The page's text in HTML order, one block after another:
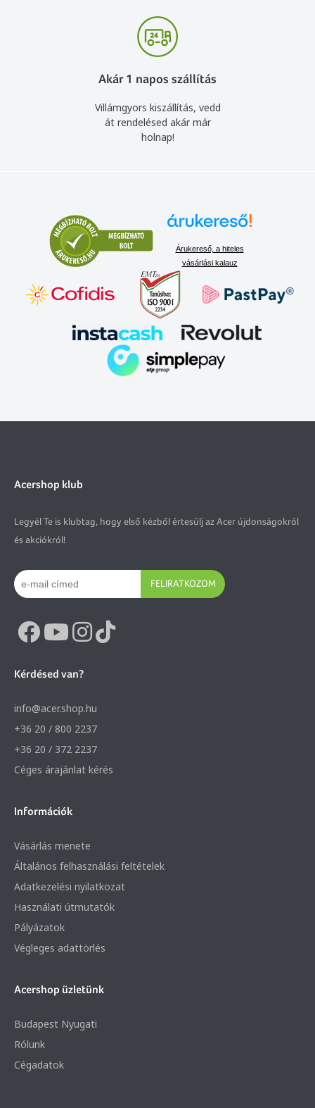
Akár 1 napos szállítás
Villámgyors kiszállítás, vedd
át rendelésed akár már
holnap!
Árukereső, a hiteles
vásárlási kalauz
Acershop klub
Legyél Te is klubtag, hogy első kézből értesülj az Acer újdonságokról
és akciókról!
FELIRATKOZOM
Kérdésed van?
info@acer.shop.hu
+36 20 / 800 2237
+36 20 / 372 2237
Céges árajánlat kérés
Információk
Vásárlás menete
Általános felhasználási feltételek
Adatkezelési nyilatkozat
Használati útmutatók
Pályázatok
Végleges adattörlés
Acershop üzletünk
Budapest Nyugati
Rólunk
Cégadatok